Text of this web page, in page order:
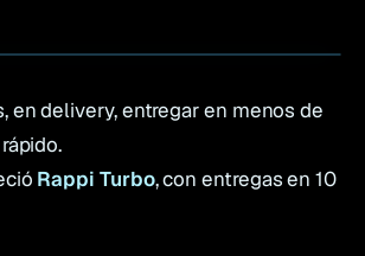
en delivery, entregar en menos de
Rappi Turbo, con entregas en 10